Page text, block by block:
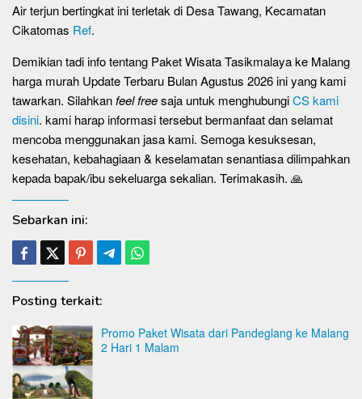
Air terjun bertingkat ini terletak di Desa Tawang, Kecamatan
Cikatomas Ref.
Demikian tadi info tentang Paket Wisata Tasikmalaya ke Malang
harga murah Update Terbaru Bulan Agustus 2026 ini yang kami
tawarkan. Silahkanfeel freesaja untuk menghubungiCS kami
disini. kami harap informasi tersebut bermanfaat dan selamat
mencoba menggunakan jasa kami. Semoga kesuksesan,
kesehatan, kebahagiaan & keselamatan senantiasa dilimpahkan
kepada bapak/ibu sekeluarga sekalian. Terimakasih. 🙏
Sebarkan ini:
Posting terkait:
Promo Paket Wisata dari Pandeglang ke Malang
2 Hari 1 Malam